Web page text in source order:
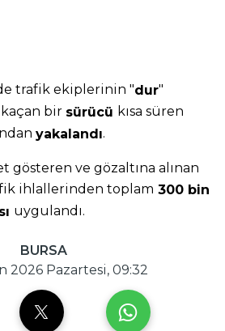
trafik ekiplerinin "dur"
bir sürücü kısa süren
yakalandı.
gösteren ve gözaltına alınan
ihlallerinden toplam 300 bin
uygulandı.
BURSA
2026 Pazartesi, 09:32